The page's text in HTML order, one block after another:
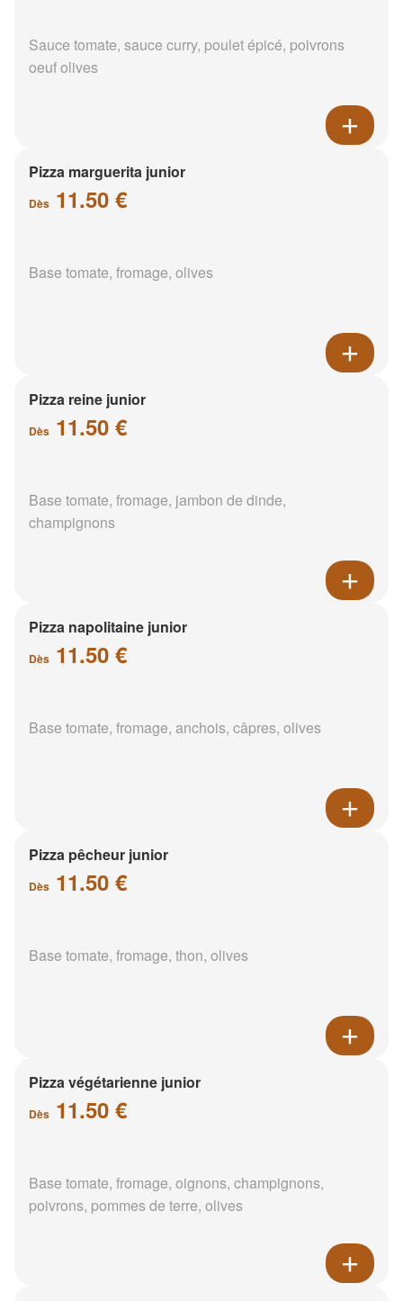
Sauce tomate, sauce curry, poulet épicé, poivrons
oeuf olives
Pizza marguerita junior
Dès 11.50 €
Base tomate, fromage, olives
Pizza reine junior
Dès 11.50 €
Base tomate, fromage, jambon de dinde,
champignons
Pizza napolitaine junior
Dès 11.50 €
Base tomate, fromage, anchois, câpres, olives
Pizza pêcheur junior
Dès 11.50 €
Base tomate, fromage, thon, olives
Pizza végétarienne junior
Dès 11.50 €
Base tomate, fromage, oignons, champignons,
poivrons, pommes de terre, olives